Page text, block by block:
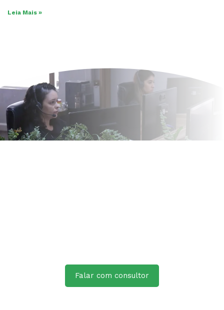
Leia Mais »
Falar com consultor